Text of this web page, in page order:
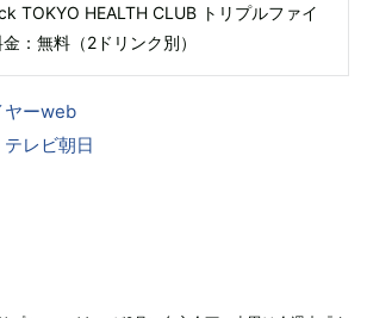
TOKYO HEALTH CLUB トリプルファイ
：無料（2ドリンク別）
ヤーweb
レビ朝日